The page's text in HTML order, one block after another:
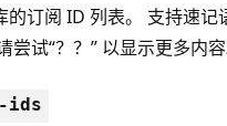
的订阅 ID 列表。 支持速
试“？？” 以显示更多内容
ids